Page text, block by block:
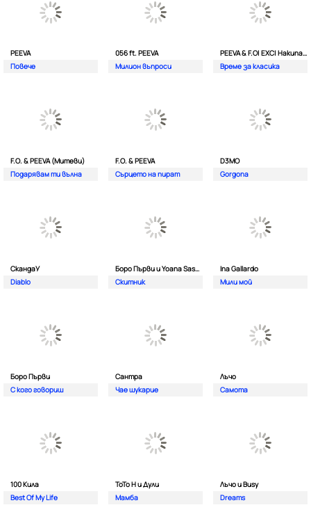
PEEVA
Повече
056 ft. PEEVA
Милион въпроси
PEEVA & F.O| EXC| Hakunata ft. Tri'o Quatro
Време за класика
F.O. & PEEVA (Митеви)
Подарявам ти вълна
F.O. & PEEVA
Сърцето на пират
D3MO
Gorgona
СкандаУ
Diablo
Боро Първи и Yoana Sashova
Скитник
Ina Gallardo
Мили мой
Боро Първи
С кого говориш
Сантра
Чае шукарие
Лъчо
Самота
100 Кила
Best Of My Life
ToTo H и Дули
Мамба
Лъчо и Busy
Dreams